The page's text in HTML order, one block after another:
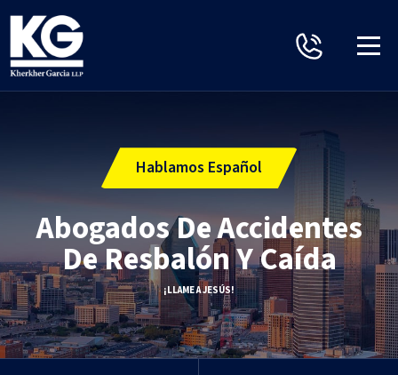
Hablamos Español
Abogados De Accidentes
De Resbalón Y Caída
¡LLAME A JESÚS!